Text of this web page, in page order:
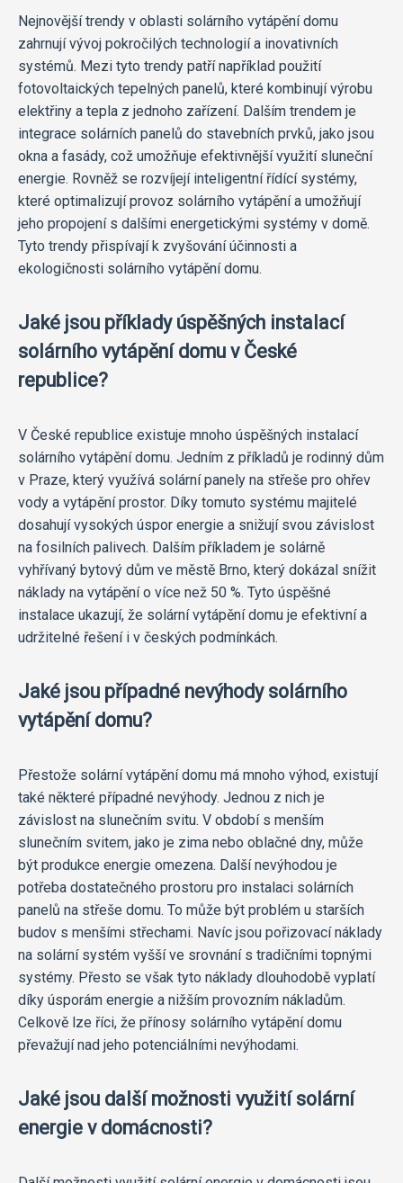
Nejnovější trendy v oblasti solárního vytápění domu
zahrnují vývoj pokročilých technologií a inovativních
systémů. Mezi tyto trendy patří například použití
fotovoltaických tepelných panelů, které kombinují výrobu
elektřiny a tepla z jednoho zařízení. Dalším trendem je
integrace solárních panelů do stavebních prvků, jako jsou
okna a fasády, což umožňuje efektivnější využití sluneční
energie. Rovněž se rozvíjejí inteligentní řídící systémy,
které optimalizují provoz solárního vytápění a umožňují
jeho propojení s dalšími energetickými systémy v domě.
Tyto trendy přispívají k zvyšování účinnosti a
ekologičnosti solárního vytápění domu.
Jaké jsou příklady úspěšných instalací
solárního vytápění domu v České
republice?
V České republice existuje mnoho úspěšných instalací
solárního vytápění domu. Jedním z příkladů je rodinný dům
v Praze, který využívá solární panely na střeše pro ohřev
vody a vytápění prostor. Díky tomuto systému majitelé
dosahují vysokých úspor energie a snižují svou závislost
na fosilních palivech. Dalším příkladem je solárně
vyhřívaný bytový dům ve městě Brno, který dokázal snížit
náklady na vytápění o více než 50 %. Tyto úspěšné
instalace ukazují, že solární vytápění domu je efektivní a
udržitelné řešení i v českých podmínkách.
Jaké jsou případné nevýhody solárního
vytápění domu?
Přestože solární vytápění domu má mnoho výhod, existují
také některé případné nevýhody. Jednou z nich je
závislost na slunečním svitu. V období s menším
slunečním svitem, jako je zima nebo oblačné dny, může
být produkce energie omezena. Další nevýhodou je
potřeba dostatečného prostoru pro instalaci solárních
panelů na střeše domu. To může být problém u starších
budov s menšími střechami. Navíc jsou pořizovací náklady
na solární systém vyšší ve srovnání s tradičními topnými
systémy. Přesto se však tyto náklady dlouhodobě vyplatí
díky úsporám energie a nižším provozním nákladům.
Celkově lze říci, že přínosy solárního vytápění domu
převažují nad jeho potenciálními nevýhodami.
Jaké jsou další možnosti využití solární
energie v domácnosti?